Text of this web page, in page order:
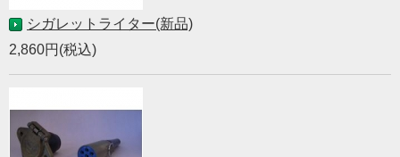
シガレットライター(新品)
2,860円(税込)